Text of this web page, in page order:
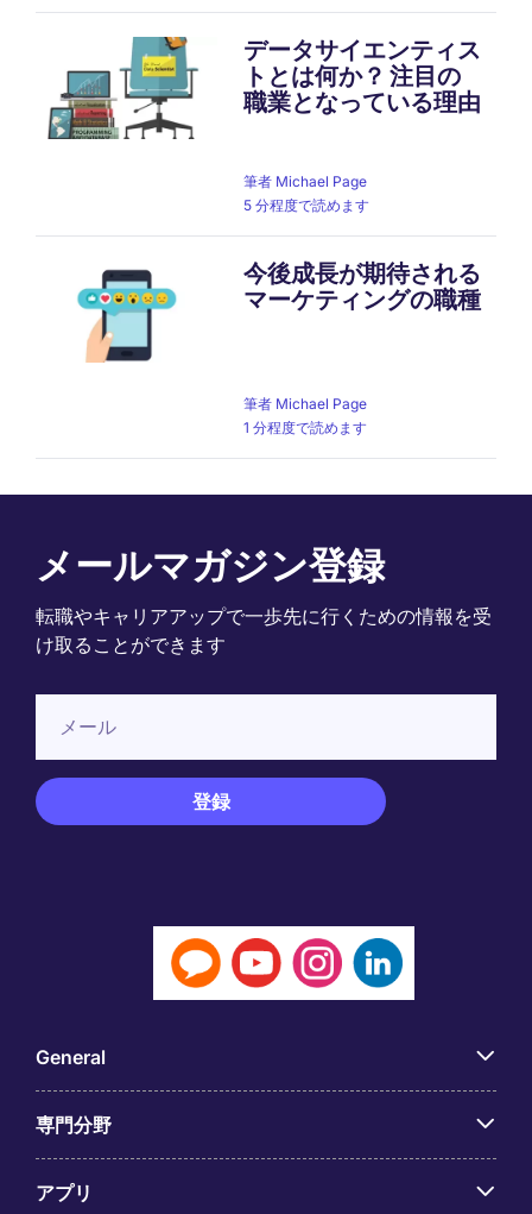
データサイエンティス
トとは何か？ 注目の
職業となっている理由
筆者 Michael Page
5 分程度で読めます
今後成長が期待される
マーケティングの職種
筆者 Michael Page
1 分程度で読めます
メールマガジン登録
転職やキャリアアップで一歩先に行くための情報を受
け取ることができます
General
専門分野
アプリ